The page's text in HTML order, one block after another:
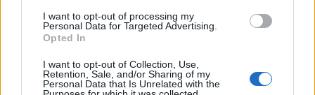
I want to opt-out of processing my
Personal Data for Targeted Advertising.
Opted In
I want to opt-out of Collection, Use,
Retention, Sale, and/or Sharing of my
Personal Data that Is Unrelated with the
Découvrez la clé simple
6 phrases puissantes pour imposer le respect sans crier
Couple : les surnoms amoureux les plus donnés dans le
monde (et les 5 préférés des Français !)